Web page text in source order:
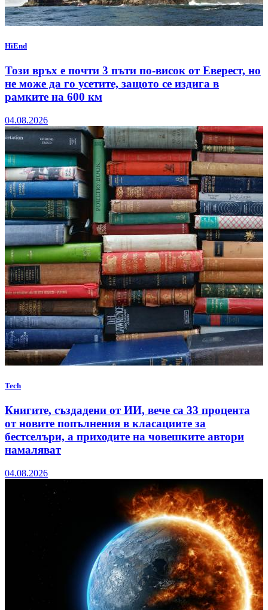
HiEnd
Този връх е почти 3 пъти по-висок от Еверест, но
не може да го усетите, защото се издига в
рамките на 600 км
04.08.2026
Tech
Книгите, създадени от ИИ, вече са 33 процента
от новите попълнения в класациите за
бестселъри, а приходите на човешките автори
намаляват
04.08.2026